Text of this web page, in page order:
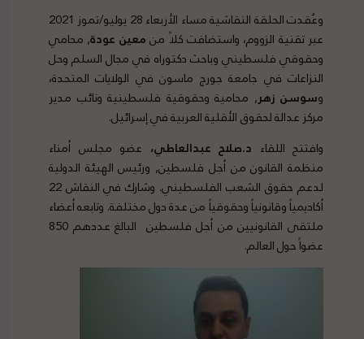
وعُقدت الحلقة النقاشية مساء الأربعاء 28 يوليو/تموز 2021
عبر تقنية الزووم، واستضافت كلاً منمعين عودة, محامي
وحقوقي فلسطيني وباحث دكتوراه في مجال السلم وحل
النزاعات في جامعة جورج ماسون في الولايات المتحدة،
وسوسن زهر, محامية وحقوقية فلسطينية ونائب مدير
مركز عدالة لحقوق الأقلية العربية في إسرائيل.
وافتتح اللقاء د.صلاح عبدالعاطي، عضو مجلس أمناء
منظمة القانون من أجل فلسطين, ورئيس الهيئة الدولية
لدعم حقوق الشعب الفلسطيني. وشارك في النقاش 22
أكاديمياً وقانونياً وحقوقياً من عدة دول مختلفة. وتابعه أعضاء
ملتقى القانونيين من أجل فلسطين البالغ عددهم 850
عضواً حول العالم.